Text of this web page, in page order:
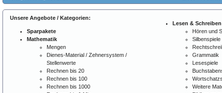
Unsere Angebote / Kategorien:
Sparpakete
Mathematik
Mengen
Dienes-Material / Zehnersystem /
Stellenwerte
Rechnen bis 20
Rechnen bis 100
Rechnen bis 1000
Lesen & Schreiben
Hören und
Silbenspiele
Grammatik
Lesespiele
Weitere